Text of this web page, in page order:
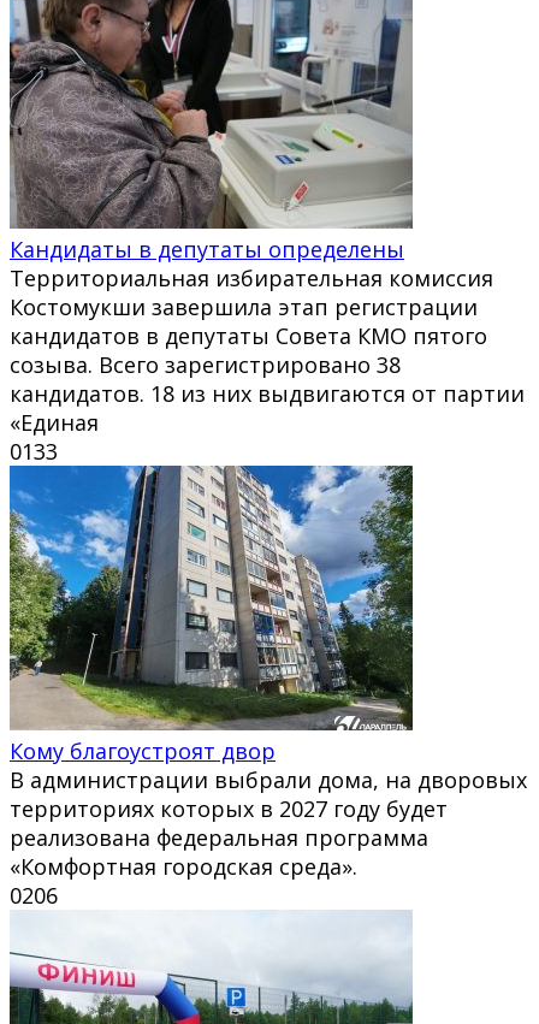
Кандидаты в депутаты определены
Территориальная избирательная комиссия
Костомукши завершила этап регистрации
кандидатов в депутаты Совета КМО пятого
созыва. Всего зарегистрировано 38
кандидатов. 18 из них выдвигаются от партии
«Единая
0133
Кому благоустроят двор
В администрации выбрали дома, на дворовых
территориях которых в 2027 году будет
реализована федеральная программа
«Комфортная городская среда».
0206